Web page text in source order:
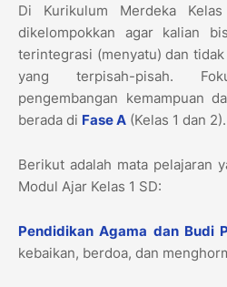
Di Kurikulum Merdeka
dikelompokkan agar kalian
terintegrasi (menyatu) dan
yang terpisah-pisah.
pengembangan kemampuan
berada di Fase A (Kelas 1 dan 2).
Berikut adalah mata pelajaran
Modul Ajar Kelas 1 SD:
Pendidikan Agama dan Budi
kebaikan, berdoa, dan